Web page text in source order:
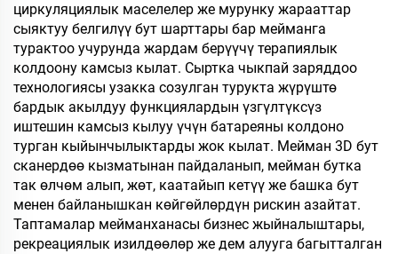
циркуляциялык маселелер же мурунку жарааттар
сыяктуу белгилүү бут шарттары бар мейманга
турактоо учурунда жардам берүүчү терапиялык
колдоону камсыз кылат. Сыртка чыкпай заряддоо
технологиясы узакка созулган турукта жүрүштө
бардык акылдуу функциялардын үзгүлтүксүз
иштешин камсыз кылуу үчүн батареяны колдоно
турган кыйынчылыктарды жок кылат. Мейман 3D бут
сканердөө кызматынан пайдаланып, мейман бутка
так өлчөм алып, жөт, каатайып кетүү же башка бут
менен байланышкан көйгөйлөрдүн рискин азайтат.
Таптамалар мейманханасы бизнес жыйналыштары,
рекреациялык изилдөөлөр же дем алууга багытталган